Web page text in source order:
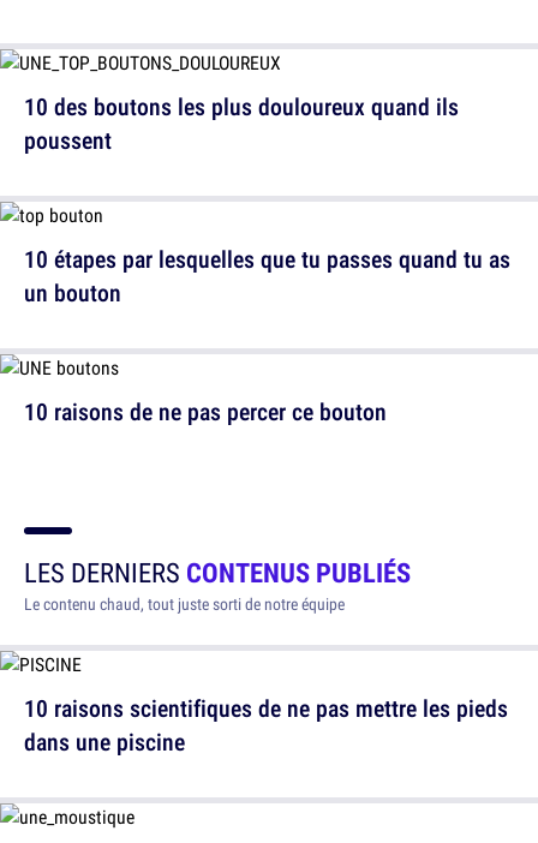
10 des boutons les plus douloureux quand ils
poussent
10 raisons de ne pas percer ce bouton
10 étapes par lesquelles que tu passes quand tu as
un bouton
LES DERNIERS CONTENUS PUBLIÉS
Le contenu chaud, tout juste sorti de notre équipe
10 raisons scientifiques de ne pas mettre les pieds
dans une piscine